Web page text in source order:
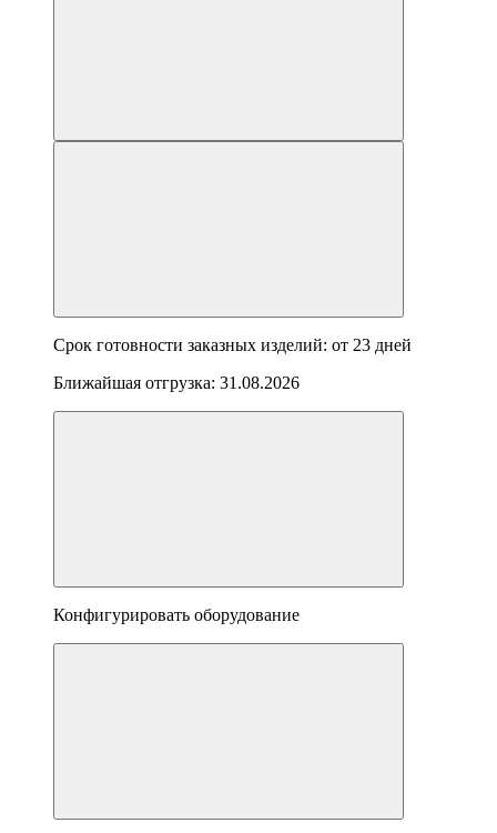
Срок готовности заказных изделий: от 23 дней
Ближайшая отгрузка: 31.08.2026
Конфигурировать оборудование